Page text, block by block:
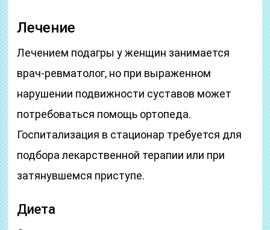
Лечение
Лечением подагры у женщин занимается
врач-ревматолог, но при выраженном
нарушении подвижности суставов может
потребоваться помощь ортопеда.
Госпитализация в стационар требуется для
подбора лекарственной терапии или при
затянувшемся приступе.
Диета